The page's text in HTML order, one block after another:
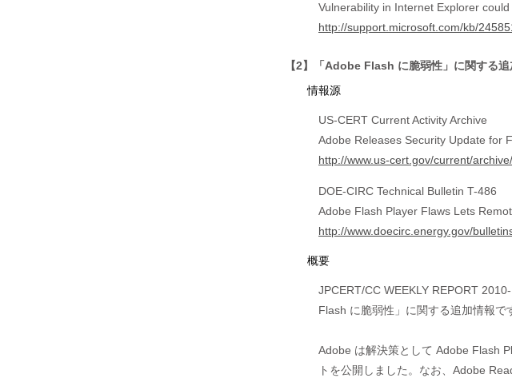
Vulnerability in Internet Explorer
http://support.microsoft.com/kb/
【2】「Adobe Flash に脆弱性」に関する追
情報源
US-CERT Current Activity Archive
Adobe Releases Security Update for
http://www.us-cert.gov/current/
DOE-CIRC Technical Bulletin T-486
Adobe Flash Player Flaws Lets
http://www.doecirc.energy.gov/
概要
JPCERT/CC WEEKLY REPORT
Flash に脆弱性」に関する追加情報で
Adobe は解決策として Adobe Flash
トを公開しました。なお、Adobe